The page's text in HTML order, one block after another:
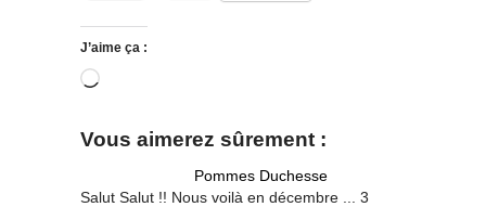
J’aime ça :
Chargement…
Vous aimerez sûrement :
Pommes Duchesse
Salut Salut !! Nous voilà en décembre ... 3